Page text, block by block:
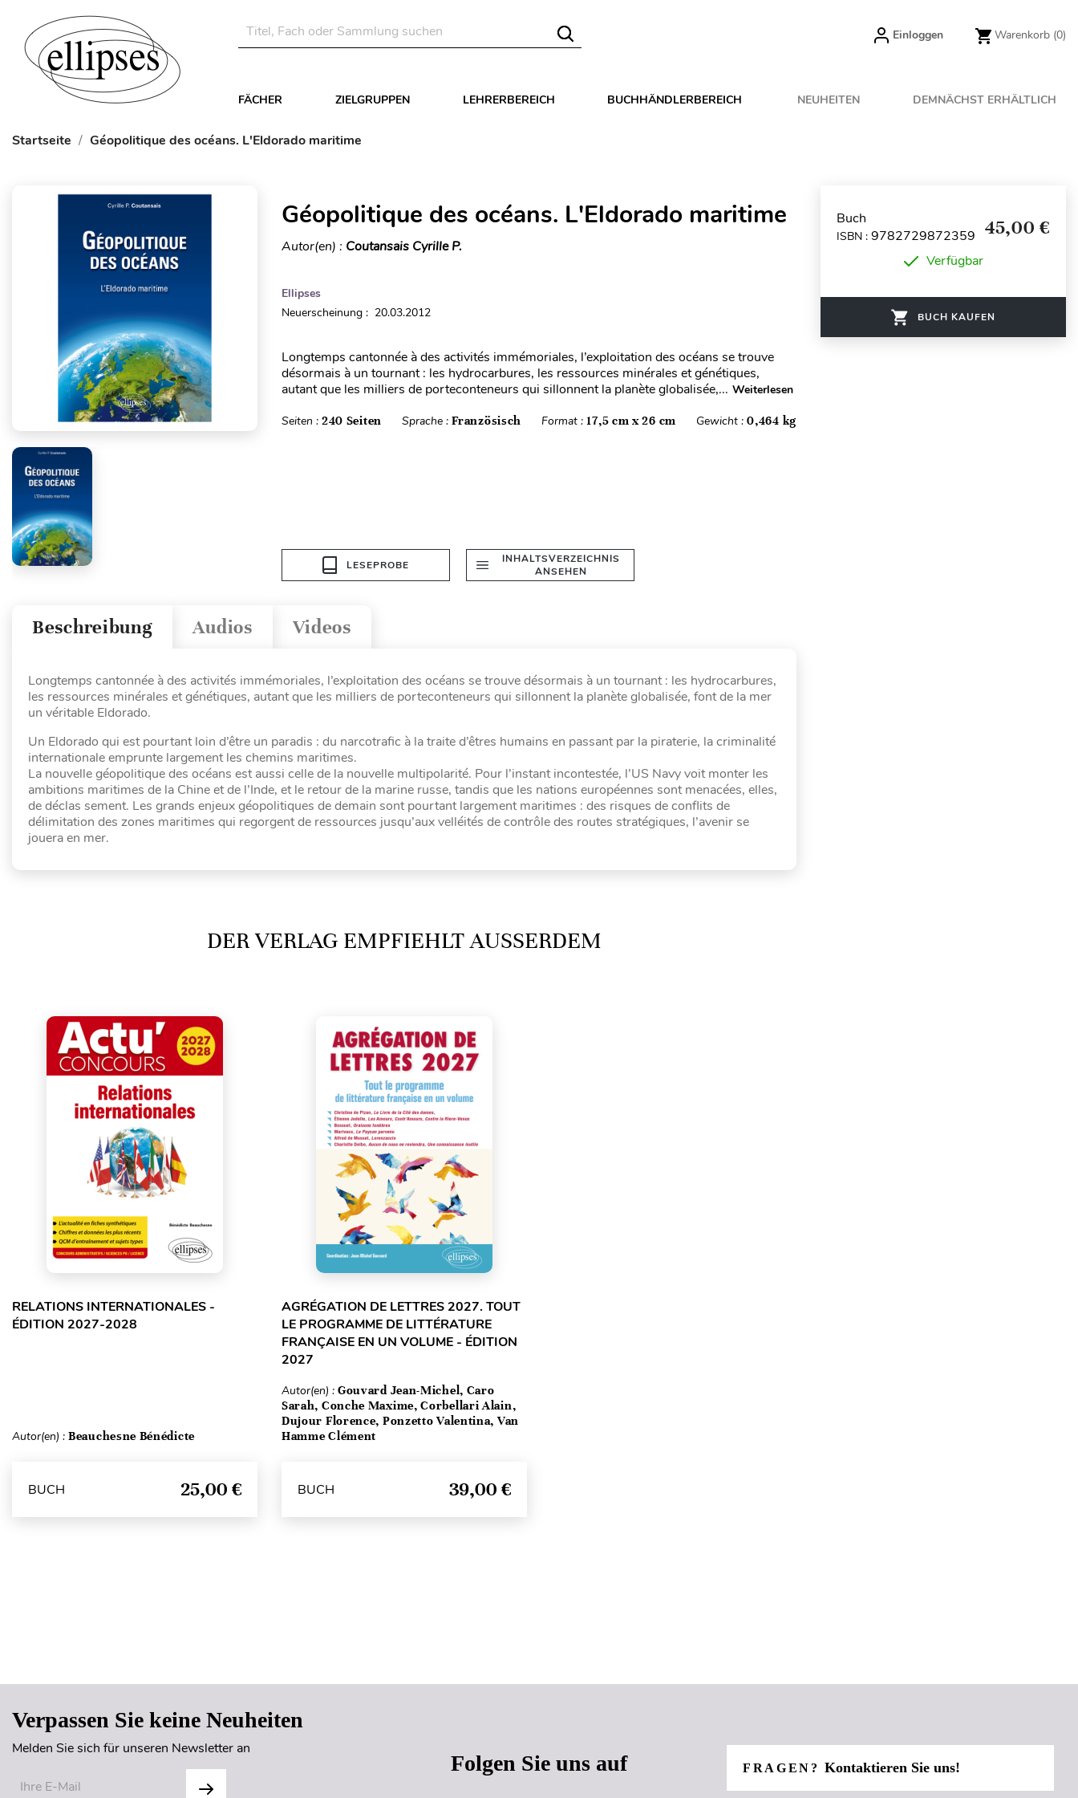
Einloggen Warenkorb (0)
FÄCHER ZIELGRUPPEN LEHRERBEREICH BUCHHÄNDLERBEREICH NEUHEITEN DEMNÄCHST ERHÄLTLICH
Startseite Géopolitique des océans. L'Eldorado maritime
Géopolitique des océans. L'Eldorado maritime
Autor(en) : Coutansais Cyrille P.
Ellipses
Neuerscheinung : 20.03.2012
Longtemps cantonnée à des activités immémoriales, l’exploitation des océans se trouve
désormais à un tournant : les hydrocarbures, les ressources minérales et génétiques,
autant que les milliers de porteconteneurs qui sillonnent la planète globalisée,... Weiterlesen
Seiten : 240 Seiten Sprache :Französisch Format :17,5 cm x 26 cm Gewicht :0,464 kg
LESEPROBE
INHALTSVERZEICHNIS
ANSEHEN
Videos
Audios
Beschreibung
Longtemps cantonnée à des activités immémoriales, l’exploitation des océans se trouve désormais à un tournant : les hydrocarbures,
les ressources minérales et génétiques, autant que les milliers de porteconteneurs qui sillonnent la planète globalisée, font de la mer
un véritable Eldorado.
Un Eldorado qui est pourtant loin d’être un paradis : du narcotrafic à la traite d’êtres humains en passant par la piraterie, la criminalité
internationale emprunte largement les chemins maritimes.
La nouvelle géopolitique des océans est aussi celle de la nouvelle multipolarité. Pour l’instant incontestée, l’US Navy voit monter les
ambitions maritimes de la Chine et de l’Inde, et le retour de la marine russe, tandis que les nations européennes sont menacées, elles,
de déclas sement. Les grands enjeux géopolitiques de demain sont pourtant largement maritimes : des risques de conflits de
délimitation des zones maritimes qui regorgent de ressources jusqu’aux velléités de contrôle des routes stratégiques, l’avenir se
jouera en mer.
DER VERLAG EMPFIEHLT AUSSERDEM
RELATIONS INTERNATIONALES -
ÉDITION 2027-2028
Autor(en) : Beauchesne Bénédicte
BUCH 25,00 €
AGRÉGATION DE LETTRES 2027. TOUT
LE PROGRAMME DE LITTÉRATURE
FRANÇAISE EN UN VOLUME - ÉDITION
2027
Autor(en) : Gouvard Jean-Michel, Caro
Sarah, Conche Maxime, Corbellari Alain,
Dujour Florence, Ponzetto Valentina, Van
Hamme Clément
BUCH 39,00 €
Buch
ISBN : 9782729872359 45,00 €
Verfügbar
BUCH KAUFEN
Verpassen Sie keine Neuheiten
Melden Sie sich für unseren Newsletter an
Folgen Sie uns auf FRAGEN?Kontaktieren Sie uns!